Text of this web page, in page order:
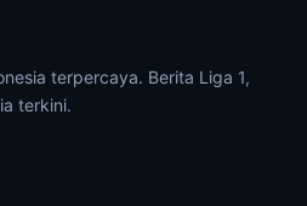
terpercaya. Berita Liga 1,
terkini.